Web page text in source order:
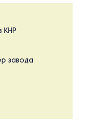
КНР
завода